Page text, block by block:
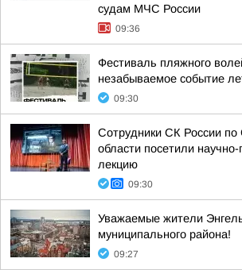
судам МЧС России
09:36
Фестиваль пляжного
незабываемое событие
09:30
Сотрудники СК России по
области посетили
лекцию
09:30
Уважаемые жители
муниципального района!
09:27